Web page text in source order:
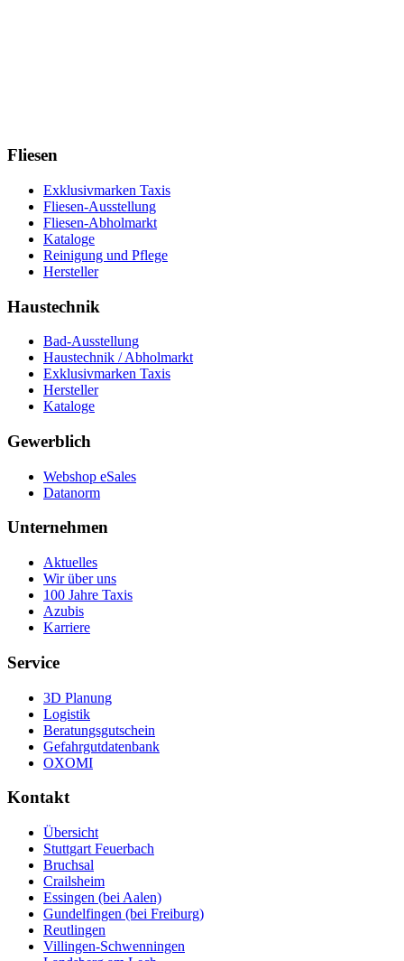
Fliesen
Exklusivmarken Taxis
Fliesen-Ausstellung
Fliesen-Abholmarkt
Kataloge
Reinigung und Pflege
Hersteller
Haustechnik
Bad-Ausstellung
Haustechnik / Abholmarkt
Exklusivmarken Taxis
Hersteller
Kataloge
Gewerblich
Webshop eSales
Datanorm
Unternehmen
Aktuelles
Wir über uns
100 Jahre Taxis
Azubis
Karriere
Service
3D Planung
Logistik
Beratungsgutschein
Gefahrgutdatenbank
OXOMI
Kontakt
Übersicht
Stuttgart Feuerbach
Bruchsal
Crailsheim
Essingen (bei Aalen)
Gundelfingen (bei Freiburg)
Reutlingen
Villingen-Schwenningen